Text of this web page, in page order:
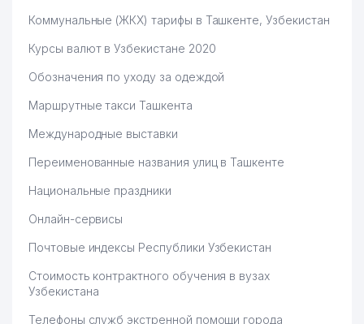
Коммунальные (ЖКХ) тарифы в Ташкенте, Узбекистан
Курсы валют в Узбекистане 2020
Обозначения по уходу за одеждой
Маршрутные такси Ташкента
Международные выставки
Переименованные названия улиц в Ташкенте
Национальные праздники
Онлайн-сервисы
Почтовые индексы Республики Узбекистан
Стоимость контрактного обучения в вузах
Узбекистана
Телефоны служб экстренной помощи города